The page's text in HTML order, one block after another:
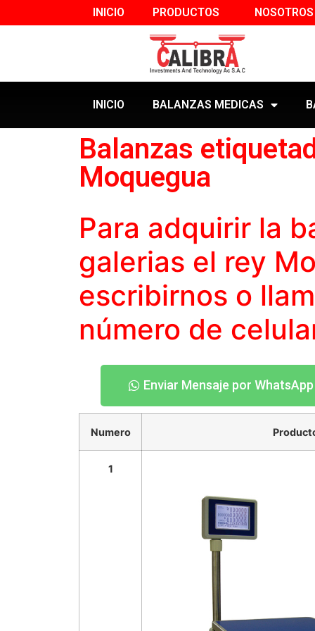
INICIO PRODUCTOS NOSOTROS
INICIO BALANZAS MEDICAS
Balanzas
Moquegua
Para adquirir la
galerias el rey
escribirnos o
número de
Enviar Mensaje por WhatsApp
Numero
1